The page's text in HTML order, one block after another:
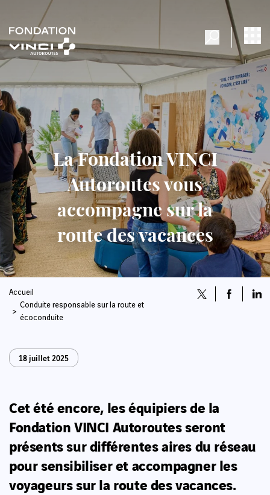
La Fondation VINCI
Autoroutes vous
accompagne sur la
route des vacances
Accueil
Conduite responsable sur la route et
écoconduite
18 juillet 2025
Cet été encore, les équipiers de la
Fondation VINCI Autoroutes seront
présents sur différentes aires du réseau
pour sensibiliser et accompagner les
voyageurs sur la route des vacances.